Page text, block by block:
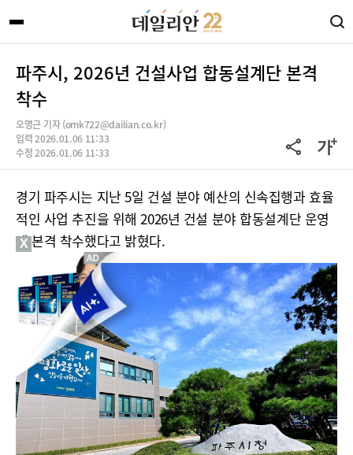
파주시, 2026년 건설사업 합동설계단 본격
착수
오명근 기자 (omk722@dailian.co.kr)
입력 2026.01.06 11:33
수정 2026.01.06 11:33
경기 파주시는 지난 5일 건설 분야 예산의 신속집행과 효율
적인 사업 추진을 위해 2026년 건설 분야 합동설계단 운영
에 본격 착수했다고 밝혔다.
X